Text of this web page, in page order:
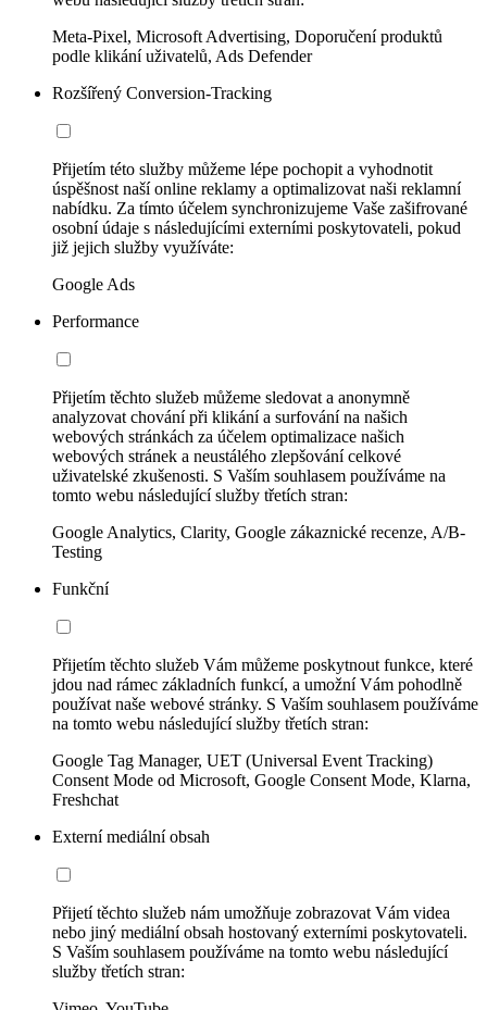
Meta-Pixel, Microsoft Advertising, Doporučení produktů
podle klikání uživatelů, Ads Defender
Rozšířený Conversion-Tracking
Přijetím této služby můžeme lépe pochopit a vyhodnotit
úspěšnost naší online reklamy a optimalizovat naši reklamní
nabídku. Za tímto účelem synchronizujeme Vaše zašifrované
osobní údaje s následujícími externími poskytovateli, pokud
již jejich služby využíváte:
Google Ads
Performance
Přijetím těchto služeb můžeme sledovat a anonymně
analyzovat chování při klikání a surfování na našich
webových stránkách za účelem optimalizace našich
webových stránek a neustálého zlepšování celkové
uživatelské zkušenosti. S Vaším souhlasem používáme na
tomto webu následující služby třetích stran:
Google Analytics, Clarity, Google zákaznické recenze, A/B-
Testing
Funkční
Přijetím těchto služeb Vám můžeme poskytnout funkce, které
jdou nad rámec základních funkcí, a umožní Vám pohodlně
používat naše webové stránky. S Vaším souhlasem používáme
na tomto webu následující služby třetích stran:
Google Tag Manager, UET (Universal Event Tracking)
Consent Mode od Microsoft, Google Consent Mode, Klarna,
Freshchat
Externí mediální obsah
Přijetí těchto služeb nám umožňuje zobrazovat Vám videa
nebo jiný mediální obsah hostovaný externími poskytovateli.
S Vaším souhlasem používáme na tomto webu následující
služby třetích stran: